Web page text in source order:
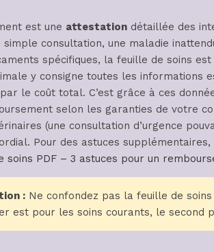
est une attestation détaillée des
simple consultation, une maladie
spécifiques, la feuille de soins
y consigne toutes les informations
le coût total. C’est grâce à ces
selon les garanties de votre
(une consultation d’urgence
Pour des astuces
soins PDF – 3 astuces pour un
: Ne confondez pas la feuille de
est pour les soins courants, le second